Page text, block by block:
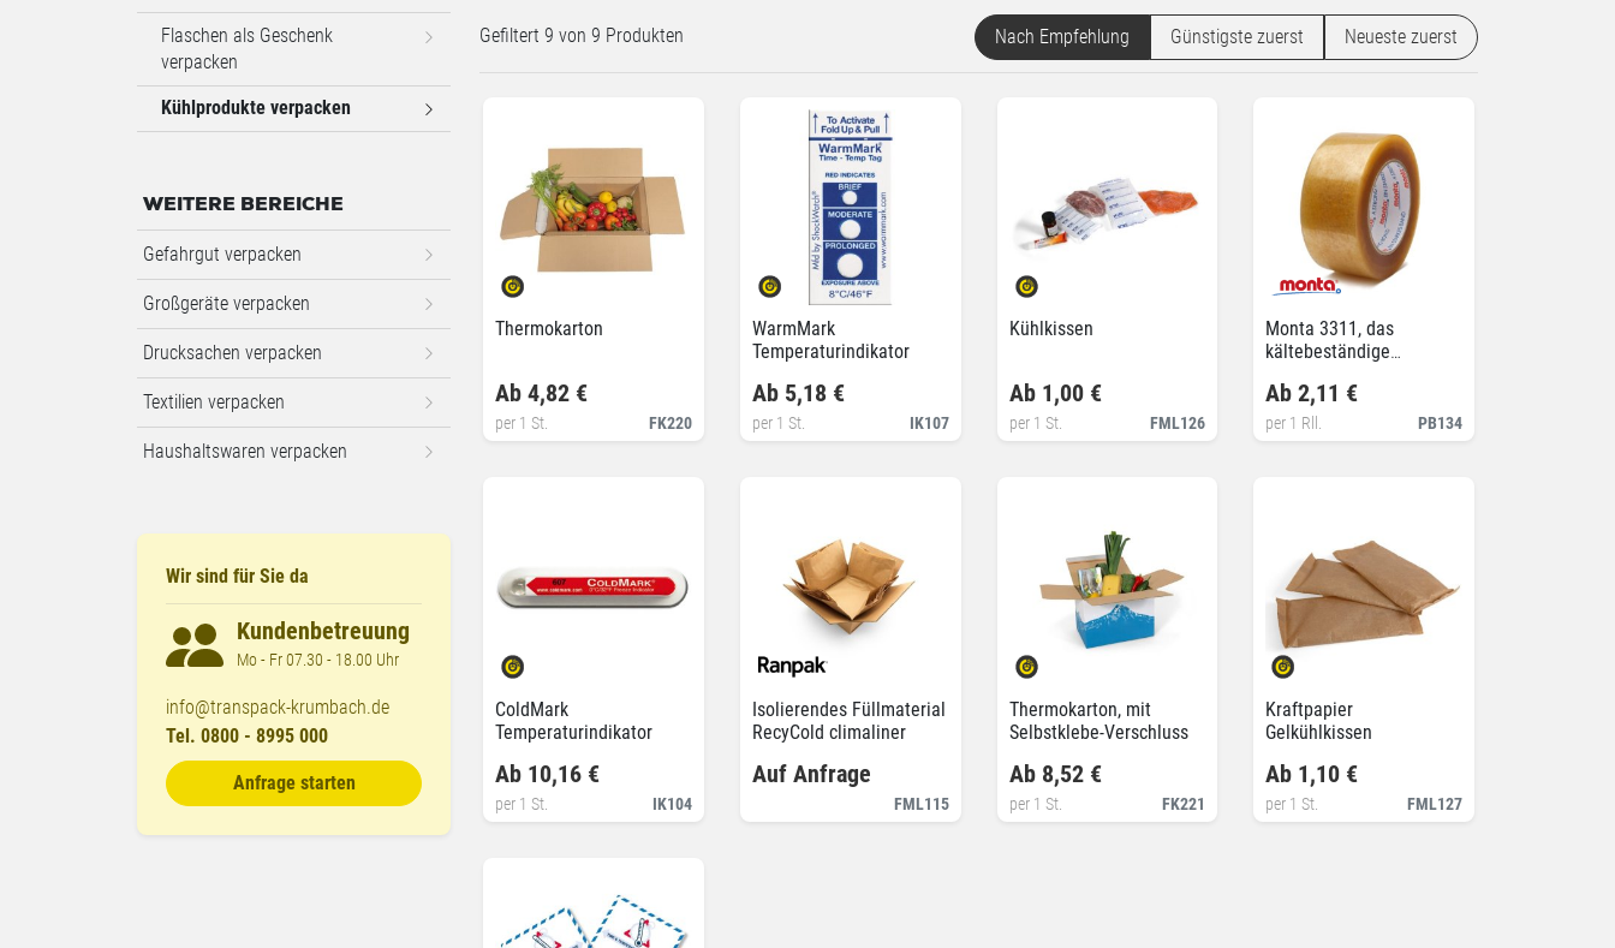
Gefiltert 9 von 9 Produkten Nach Empfehlung Günstigste zuerst Neueste zuerst
Thermokarton
FK220
Ab 4,82 €
per 1 St.
WarmMark
Temperaturindikator
IK107
Ab 5,18 €
per 1 St.
Kühlkissen
FML126
Ab 1,00 €
per 1 St.
Monta 3311, das
kältebeständige
PB134
Ab 2,11 €
per 1 Rll.
ColdMark
Temperaturindikator
IK104
Ab 10,16 €
per 1 St.
Isolierendes Füllmaterial
RecyCold climaliner
FML115
Auf Anfrage
Thermokarton, mit
Selbstklebe-Verschluss
FK221
Ab 8,52 €
per 1 St.
Kraftpapier
Gelkühlkissen
FML127
Ab 1,10 €
per 1 St.
Flaschen als Geschenk
verpacken
Kühlprodukte verpacken
WEITERE BEREICHE
Gefahrgut verpacken
Großgeräte verpacken
Drucksachen verpacken
Textilien verpacken
Haushaltswaren verpacken
Wir sind für Sie da
Kundenbetreuung
Mo - Fr 07.30 - 18.00 Uhr
info@transpack-krumbach.de
Tel. 0800 - 8995 000
Anfrage starten